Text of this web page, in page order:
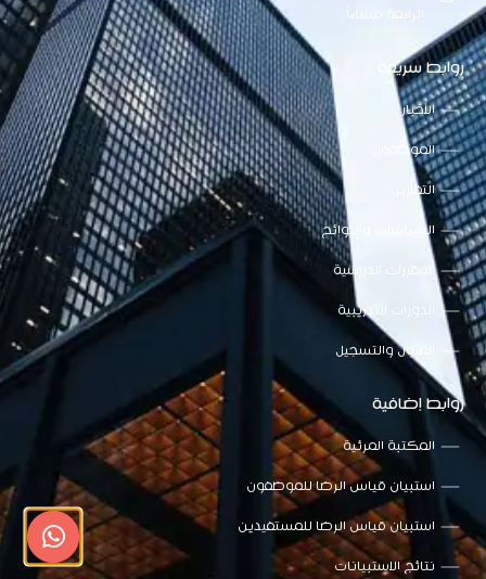
الرابعة مساءاً.
روابط سريعة
الأخبار
الموظفون
التقارير
السياسات واللوائح
المقررات الدراسية
الدورات التدريبية
القبول والتسجيل
روابط إضافية
المكتبة المرئية
استبيان قياس الرضا للموظفون
استبيان قياس الرضا للمستفيدين
نتائج الاستبيانات